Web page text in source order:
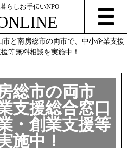
らしお手伝いNPO
市と南房総市の両市で、中小企業支援
等無料相談を実施中！
総市の両市
支援総合窓口
・創業支援等
施中！